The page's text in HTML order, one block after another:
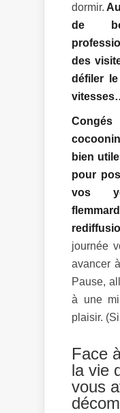
dormir.
de
des
défiler
bien
pour
vos
journée
avancer
Pause,
à une
plaisir.
Face
la vie
vous